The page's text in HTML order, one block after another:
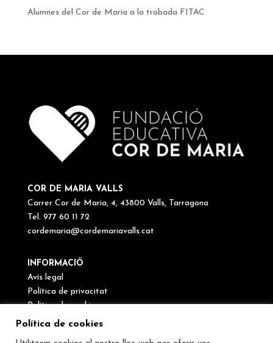
Alumnes del Cor de Maria a la trobada FITAC
COR DE MARIA VALLS
Carrer Cor de Maria, 4, 43800 Valls, Tarragona
Tel. 977 60 11 72
cordemaria@cordemariavalls.cat
INFORMACIÖ
Avís legal
Política de privacitat
Política de cookies
Canal de denúncies
Política de cookies